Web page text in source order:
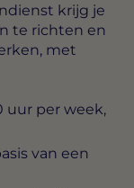
krijg je
te richten en
met
uur per week,
van een